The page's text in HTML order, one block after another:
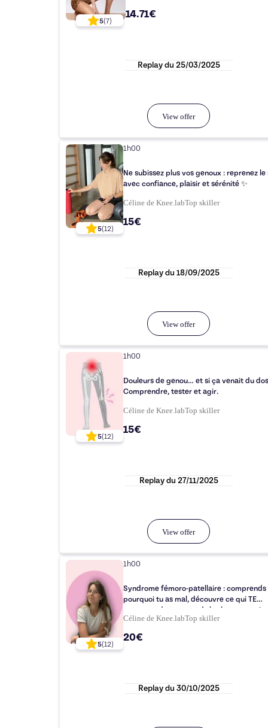
5(7)
14.71€
Replay du 25/03/2025
View offer
5(12)
1h00
Ne subissez plus vos genoux : reprenez
avec confiance, plaisir et sérénité ✨
Céline de Knee.labTop skiller
15€
Replay du 18/09/2025
View offer
5(12)
1h00
Douleurs de genou… et si ça venait du
Comprendre, tester et agir.
Céline de Knee.labTop skiller
15€
Replay du 27/11/2025
View offer
5(12)
1h00
Syndrome fémoro-patellaire : comprends
pourquoi tu as mal, découvre ce qui TE
correspond et apprends les bons
Céline de Knee.labTop skiller
20€
Replay du 30/10/2025